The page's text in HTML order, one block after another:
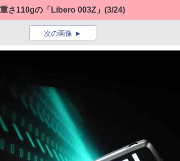
さ110gの「Libero 003Z」 (3/24)
次の画像